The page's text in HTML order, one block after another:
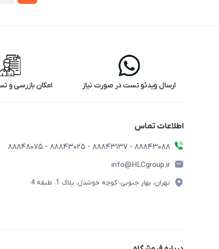
ارسال ویدئو تست در صورت نیاز امکان بازرسی
اطلاعات تماس
88843088 - 88843137 - 88843025 - 88848075
info@HLCgroup.ir
تهران، بهار جنوبی، کوچه خوشدل، پلاک 1، طبقه 4